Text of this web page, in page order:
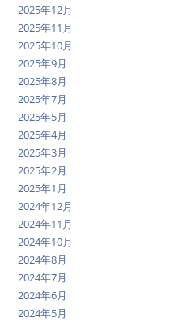
2025年12月
2025年11月
2025年10月
2025年9月
2025年8月
2025年7月
2025年5月
2025年4月
2025年3月
2025年2月
2025年1月
2024年12月
2024年11月
2024年10月
2024年8月
2024年7月
2024年6月
2024年5月